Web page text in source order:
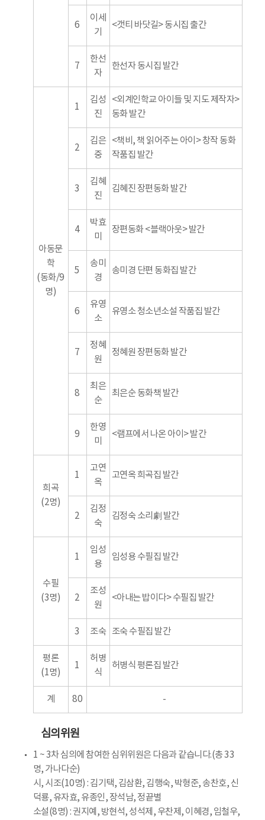
6
이세
기
<갯티 바닷길> 동시집 출간
7
한선
자
한선자 동시집 발간
아동문
학
(동화/9
명)
1
김성
진
<외계인학교 아이들 및 지도 제작자>
동화 발간
2
김은
중
<책비, 책 읽어주는 아이> 창작 동화
작품집 발간
3
김혜
진
김혜진 장편동화 발간
4
박효
미
장편동화 <블랙아웃> 발간
5
송미
경
송미경 단편 동화집 발간
6
유영
소
유영소 청소년소설 작품집 발간
7
정혜
원
정혜원 장편동화 발간
8
최은
순
최은순 동화책 발간
9
한영
미
<램프에서 나온 아이> 발간
희곡
(2명)
1
고연
옥
고연옥 희곡집 발간
2
김정
숙
김정숙 소리劇 발간
수필
(3명)
1
임성
용
임성용 수필집 발간
2
조성
원
<아내는 밥이다> 수필집 발간
3 조숙 조숙 수필집 발간
평론
(1명)
1
허병
식
허병식 평론집 발간
계 80 -
심의위원
1 ~ 3차 심의에 참여한 심위위원은 다음과 같습니다.(총 33
명, 가나다순)
시, 시조(10명) : 김기택, 김삼환, 김행숙, 박형준, 송찬호, 신
덕룡, 유자효, 유종인, 장석남, 정끝별
소설(8명) : 권지예, 방현석, 성석제, 우찬제, 이혜경, 임철우,